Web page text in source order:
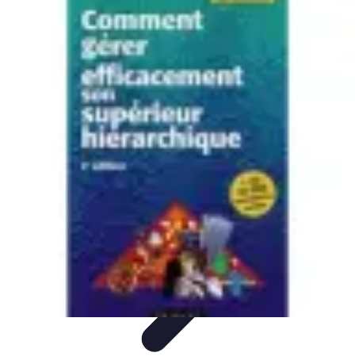
Optimise Mon Argent
Budget et ÉpargneÉpargneÉpargne et
InvestissementsEpargne et Budget
Optimise Mon Argent